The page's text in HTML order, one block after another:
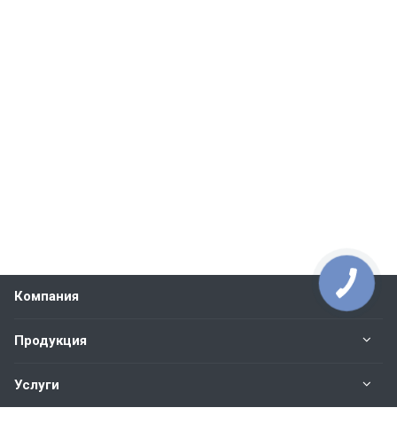
Компания
Продукция
Услуги